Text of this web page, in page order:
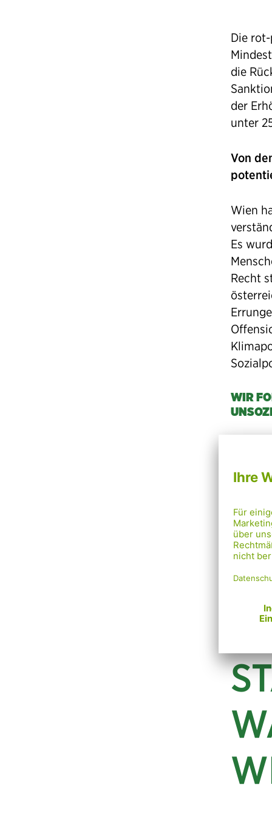
Die
die
der
unter
Von
Wien
Es
Recht
WIR
ein